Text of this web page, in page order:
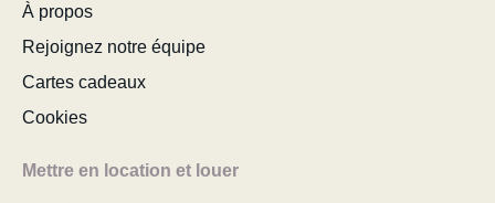
À propos
Rejoignez notre équipe
Cartes cadeaux
Cookies
Mettre en location et louer